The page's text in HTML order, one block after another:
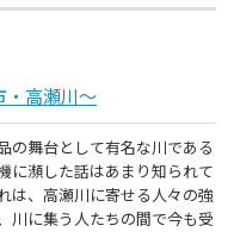
・高瀬川～
の舞台として有名な川である
に瀕した話はあまり知られて
は、高瀬川に寄せる人々の強
川に集う人たちの間で今も受